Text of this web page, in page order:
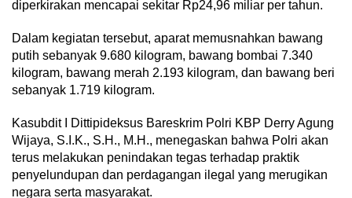
diperkirakan mencapai sekitar Rp24,96 miliar per tahun.
Dalam kegiatan tersebut, aparat memusnahkan bawang
putih sebanyak 9.680 kilogram, bawang bombai 7.340
kilogram, bawang merah 2.193 kilogram, dan bawang beri
sebanyak 1.719 kilogram.
Kasubdit I Dittipideksus Bareskrim Polri KBP Derry Agung
Wijaya, S.I.K., S.H., M.H., menegaskan bahwa Polri akan
terus melakukan penindakan tegas terhadap praktik
penyelundupan dan perdagangan ilegal yang merugikan
negara serta masyarakat.